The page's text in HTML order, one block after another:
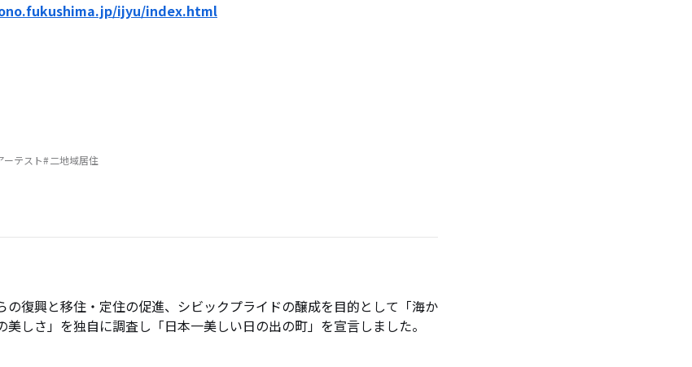
ijyu/index.html
ーテスト 二地域居住
の復興と移住・定住の促進、シビックプライドの醸成を目的として「海か
美しさ」を独自に調査し「日本一美しい日の出の町」を宣言しました。